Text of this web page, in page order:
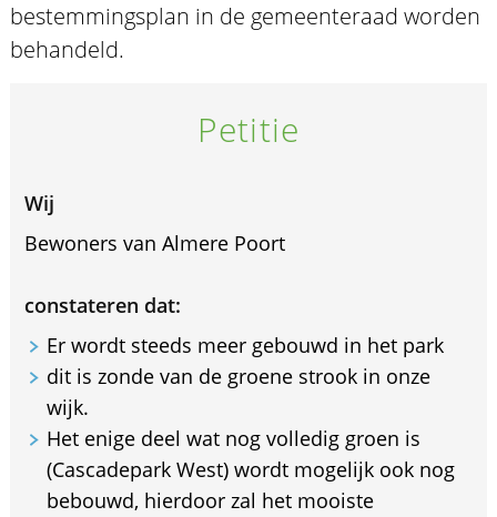
bestemmingsplan in de gemeenteraad worden
behandeld.
Petitie
Wij
Bewoners van Almere Poort
constateren dat:
Er wordt steeds meer gebouwd in het park
dit is zonde van de groene strook in onze
wijk.
Het enige deel wat nog volledig groen is
(Cascadepark West) wordt mogelijk ook nog
bebouwd, hierdoor zal het mooiste